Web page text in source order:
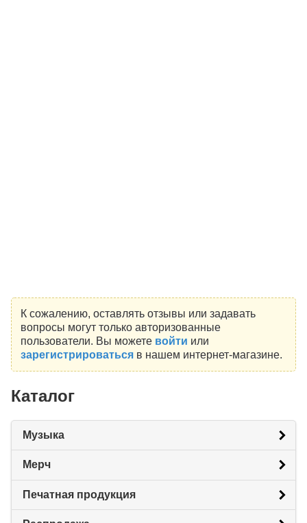
К сожалению, оставлять отзывы или задавать
вопросы могут только авторизованные
пользователи. Вы можете войти или
зарегистрироватьсяв нашем интернет-магазине.
Каталог
Музыка
Мерч
Печатная продукция